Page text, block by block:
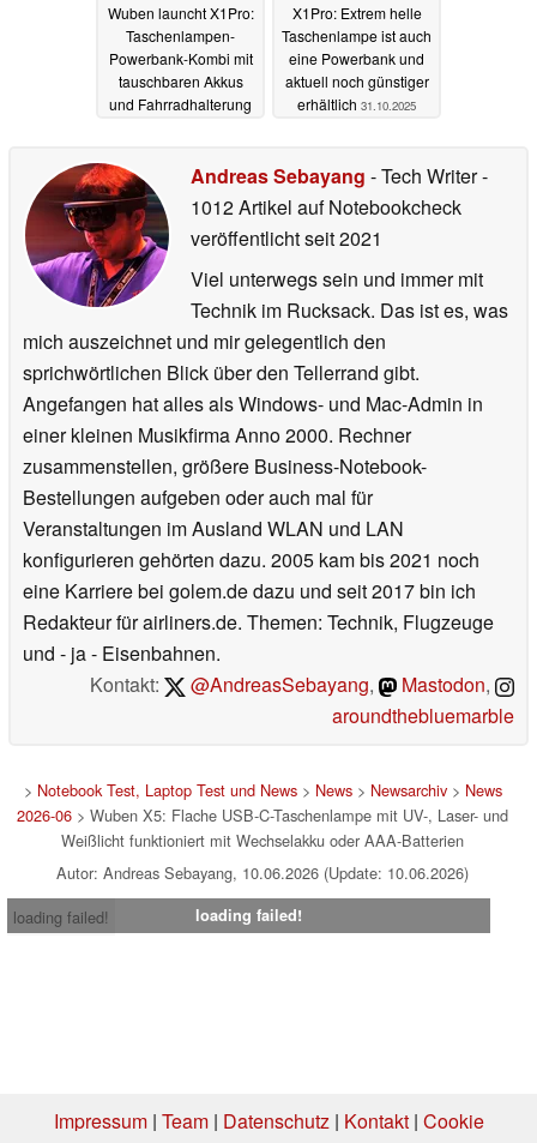
Wuben launcht X1Pro:
Taschenlampen-
Powerbank-Kombi mit
tauschbaren Akkus
und Fahrradhalterung
X1Pro: Extrem helle
Taschenlampe ist auch
eine Powerbank und
aktuell noch günstiger
erhältlich 31.10.2025
Andreas Sebayang - Tech Writer-
1012 Artikel auf Notebookcheck
veröffentlichtseit 2021
Viel unterwegs sein und immer mit
Technik im Rucksack. Das ist es, was
mich auszeichnet und mir gelegentlich den
sprichwörtlichen Blick über den Tellerrand gibt.
Angefangen hat alles als Windows- und Mac-Admin in
einer kleinen Musikfirma Anno 2000. Rechner
zusammenstellen, größere Business-Notebook-
Bestellungen aufgeben oder auch mal für
Veranstaltungen im Ausland WLAN und LAN
konfigurieren gehörten dazu. 2005 kam bis 2021 noch
eine Karriere bei golem.de dazu und seit 2017 bin ich
Redakteur für airliners.de. Themen: Technik, Flugzeuge
und - ja - Eisenbahnen.
Kontakt:
@AndreasSebayang, Mastodon,
aroundthebluemarble
> Notebook Test, Laptop Test und News> News> Newsarchiv> News
2026-06 > Wuben X5: Flache USB-C-Taschenlampe mit UV-, Laser- und
Weißlicht funktioniert mit Wechselakku oder AAA-Batterien
Autor: Andreas Sebayang, 10.06.2026 (Update: 10.06.2026)
loading failed!
loading failed!
Impressum| Team| Datenschutz| Kontakt| Cookie